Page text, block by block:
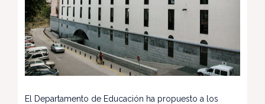
El Departamento de Educación ha propuesto a los